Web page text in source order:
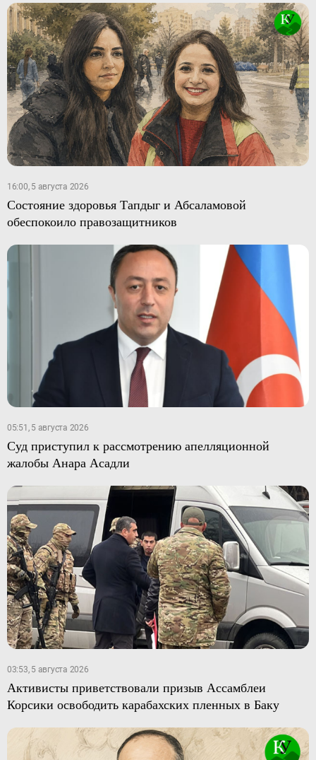
16:00, 5 августа 2026
Состояние здоровья Тапдыг и Абсаламовой
обеспокоило правозащитников
05:51, 5 августа 2026
Суд приступил к рассмотрению апелляционной
жалобы Анара Асадли
03:53, 5 августа 2026
Активисты приветствовали призыв Ассамблеи
Корсики освободить карабахских пленных в Баку